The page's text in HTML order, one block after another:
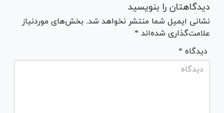
دیدگاهتان را بنویسید
نشانی ایمیل شما منتشر نخواهد شد. بخش‌های موردنیاز
علامت‌گذاری شده‌اند *
* دیدگاه